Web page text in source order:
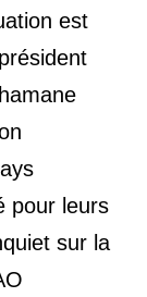
est
pour leurs
sur la